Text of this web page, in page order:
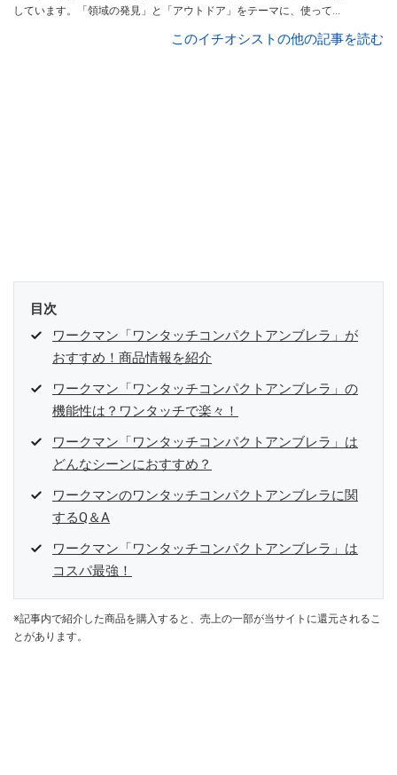
しています。「領域の発見」と「アウトドア」をテーマに、使ってて
このイチオシストの他の記事を読む
目次
ワークマン「ワンタッチコンパクトアンブレラ」が
おすすめ！商品情報を紹介
ワークマン「ワンタッチコンパクトアンブレラ」の
機能性は？ワンタッチで楽々！
ワークマン「ワンタッチコンパクトアンブレラ」は
どんなシーンにおすすめ？
ワークマンのワンタッチコンパクトアンブレラに関
するQ＆A
ワークマン「ワンタッチコンパクトアンブレラ」は
コスパ最強！
※記事内で紹介した商品を購入すると、売上の一部が当サイトに還元されるこ
とがあります。